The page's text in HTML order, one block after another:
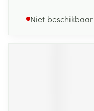
Niet beschikbaar